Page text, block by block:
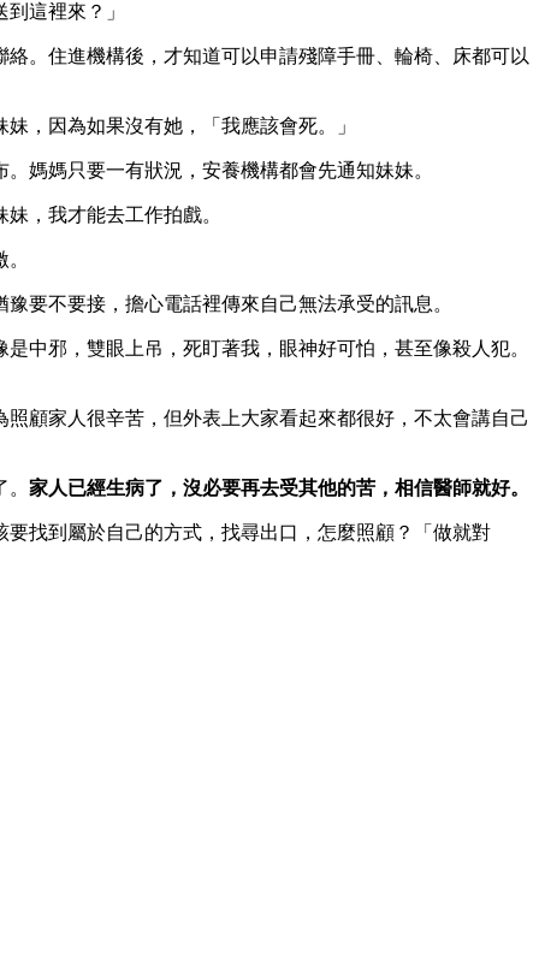
這裡來？」
。住進機構後，才知道可以申請殘障手冊、輪椅、床都可以
，因為如果沒有她，「我應該會死。」
媽媽只要一有狀況，安養機構都會先通知妹妹。
，我才能去工作拍戲。
要不要接，擔心電話裡傳來自己無法承受的訊息。
中邪，雙眼上吊，死盯著我，眼神好可怕，甚至像殺人犯。
顧家人很辛苦，但外表上大家看起來都很好，不太會講自己
家人已經生病了，沒必要再去受其他的苦，相信醫師就好。
找到屬於自己的方式，找尋出口，怎麼照顧？「做就對